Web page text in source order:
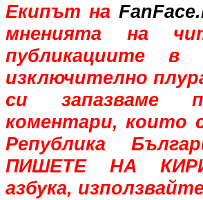
Екипът на
мненията на
публикациите
изключително
си запазваме
коментари, които
Република
ПИШЕТЕ НА
азбука,